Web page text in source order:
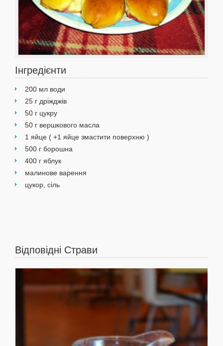
Інгредієнти
200 мл води
25 г дріжджів
50 г цукру
50 г вершкового масла
1 яйце ( +1 яйце змастити поверхню )
500 г борошна
400 г яблук
малинове варення
цукор, сіль
Відповідні Страви